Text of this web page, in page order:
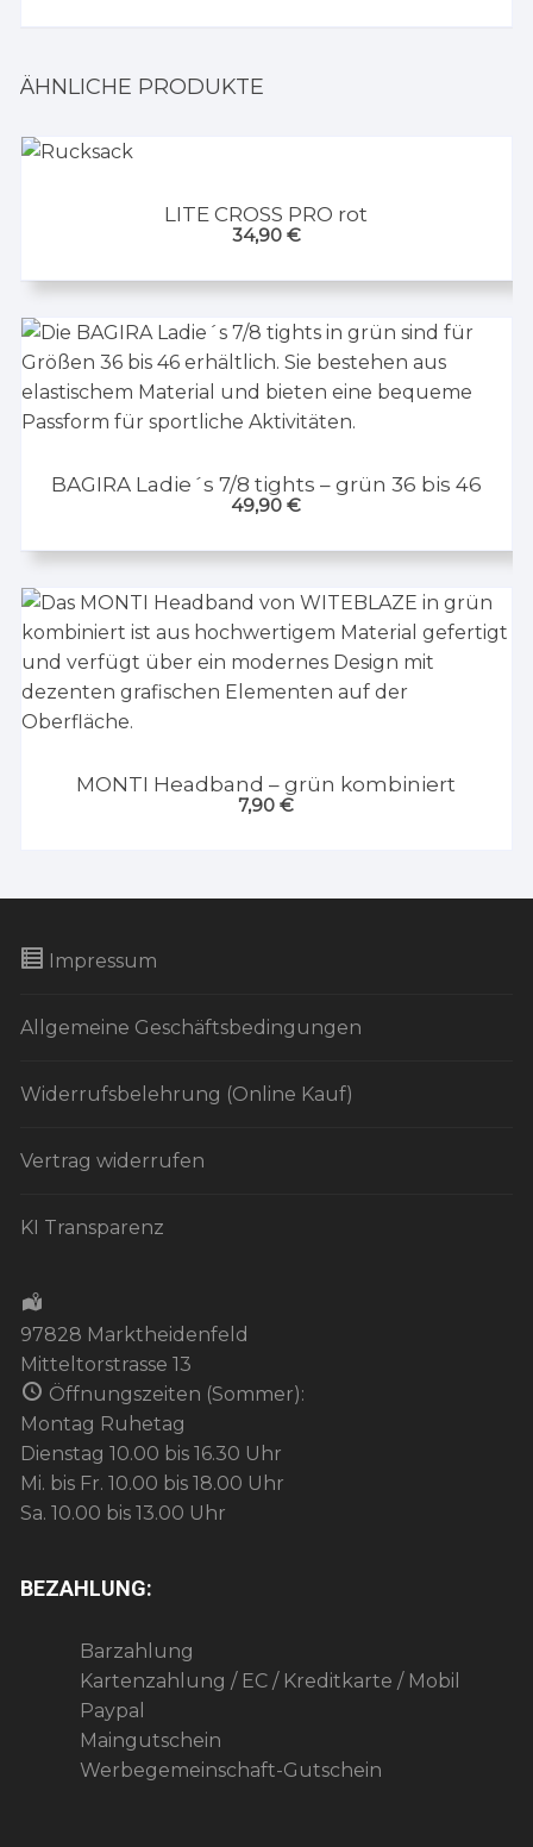
ÄHNLICHE PRODUKTE
LITE CROSS PRO rot
34,90 €
BAGIRA Ladie´s 7/8 tights – grün 36 bis 46
49,90€
MONTI Headband – grün kombiniert
7,90€
Impressum
Allgemeine Geschäftsbedingungen
Widerrufsbelehrung (Online Kauf)
Vertrag widerrufen
KI Transparenz
97828 Marktheidenfeld
Mitteltorstrasse 13
Öffnungszeiten (Sommer):
Montag Ruhetag
Dienstag 10.00 bis 16.30 Uhr
Mi. bis Fr. 10.00 bis 18.00 Uhr
Sa. 10.00 bis 13.00 Uhr
BEZAHLUNG:
Barzahlung
Kartenzahlung / EC / Kreditkarte / Mobil
Paypal
Maingutschein
Werbegemeinschaft-Gutschein